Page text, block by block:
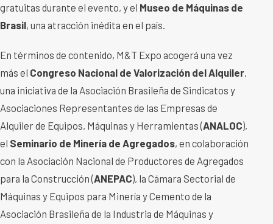
gratuitas durante el evento, y el Museo de Máquinas de
Brasil, una atracción inédita en el país.
En términos de contenido, M&T Expo acogerá una vez
más el Congreso Nacional de Valorización del Alquiler,
una iniciativa de la Asociación Brasileña de Sindicatos y
Asociaciones Representantes de las Empresas de
Alquiler de Equipos, Máquinas y Herramientas (ANALOC),
el Seminario de Minería de Agregados, en colaboración
con la Asociación Nacional de Productores de Agregados
para la Construcción (ANEPAC), la Cámara Sectorial de
Máquinas y Equipos para Minería y Cemento de la
Asociación Brasileña de la Industria de Máquinas y